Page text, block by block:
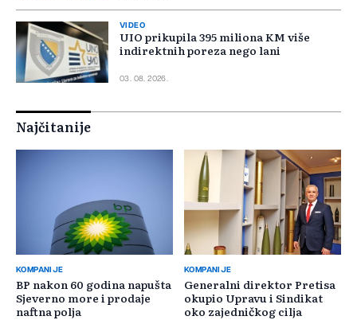
VIDEO
UIO prikupila 395 miliona KM više
indirektnih poreza nego lani
03. 08. 2026.
Najčitanije
KOMPANIJE
BP nakon 60 godina napušta
Sjeverno more i prodaje
naftna polja
KOMPANIJE
Generalni direktor Pretisa
okupio Upravu i Sindikat
oko zajedničkog cilja